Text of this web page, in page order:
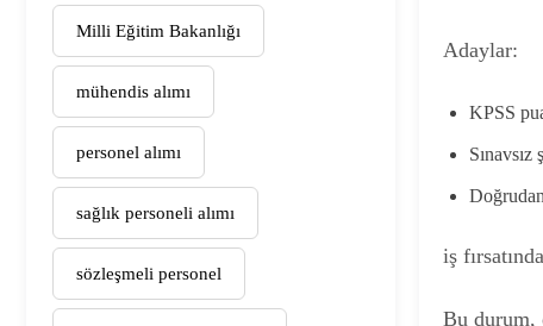
Milli Eğitim Bakanlığı
mühendis alımı
personel alımı
sağlık personeli alımı
sözleşmeli personel
Adaylar:
KPSS
Sınavsız
iş
Bu durum,